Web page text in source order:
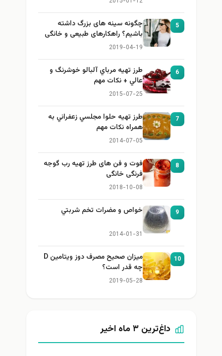
5
چگونه سینه های بزرگ داشته
باشیم؟ راهکارهای طبیعی و خانگی
برای بزرگ کردن سینه
2019-04-19
6
طرز تهيه مرباي آلبالو خوشرنگ و
عالي + نكات مهم
2015-07-25
7
طرز تهيه حلوا مجلسي زعفراني به
همراه نكات مهم
2014-07-05
8
فوت و فن های طرز تهیه رب گوجه
فرنگی خانگی
2018-10-08
9 خواص و مضرات تخم شربتي
2014-01-31
10
میزان صحیح مصرف دوز ویتامین D
چه قدر است؟
2019-05-28
داغ‌ترین ۳ ماه اخیر